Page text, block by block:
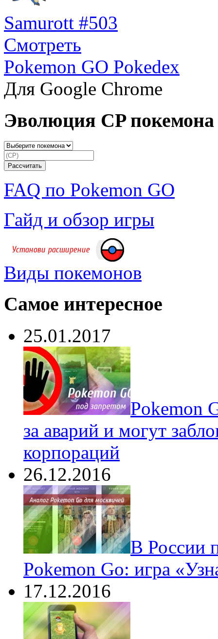
Samurott #503
Смотреть
Pokemon GO Pokedex
Для Google Chrome
Эволюция CP покемона
FAQ по Pokemon GO
Гайд и обзор игры
Виды покемонов
Самое интересное
25.01.2017
Pokеmon
за аварий и могут
корпораций
26.12.2016
В России
Pokemon Go: игра
17.12.2016